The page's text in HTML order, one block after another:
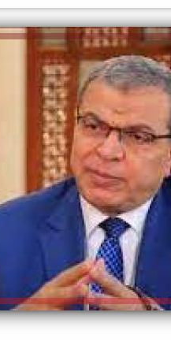
الكاتبة إلهام شرشر تهنئ الرئيس
السيسي بعيد ميلاده وتُشيد بجهوده
في بناء الدولة